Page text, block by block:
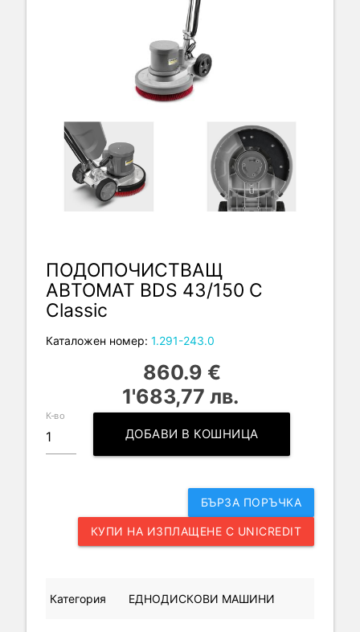
ПОДОПОЧИСТВАЩ
АВТОМАТ BDS 43/150 C
Classic
Каталожен номер: 1.291-243.0
860.9 €
1'683,77 лв.
К-во
ДОБАВИ В КОШНИЦА
БЪРЗА ПОРЪЧКА
КУПИ НА ИЗПЛАЩЕНЕ С UNICREDIT
Категория ЕДНОДИСКОВИ МАШИНИ